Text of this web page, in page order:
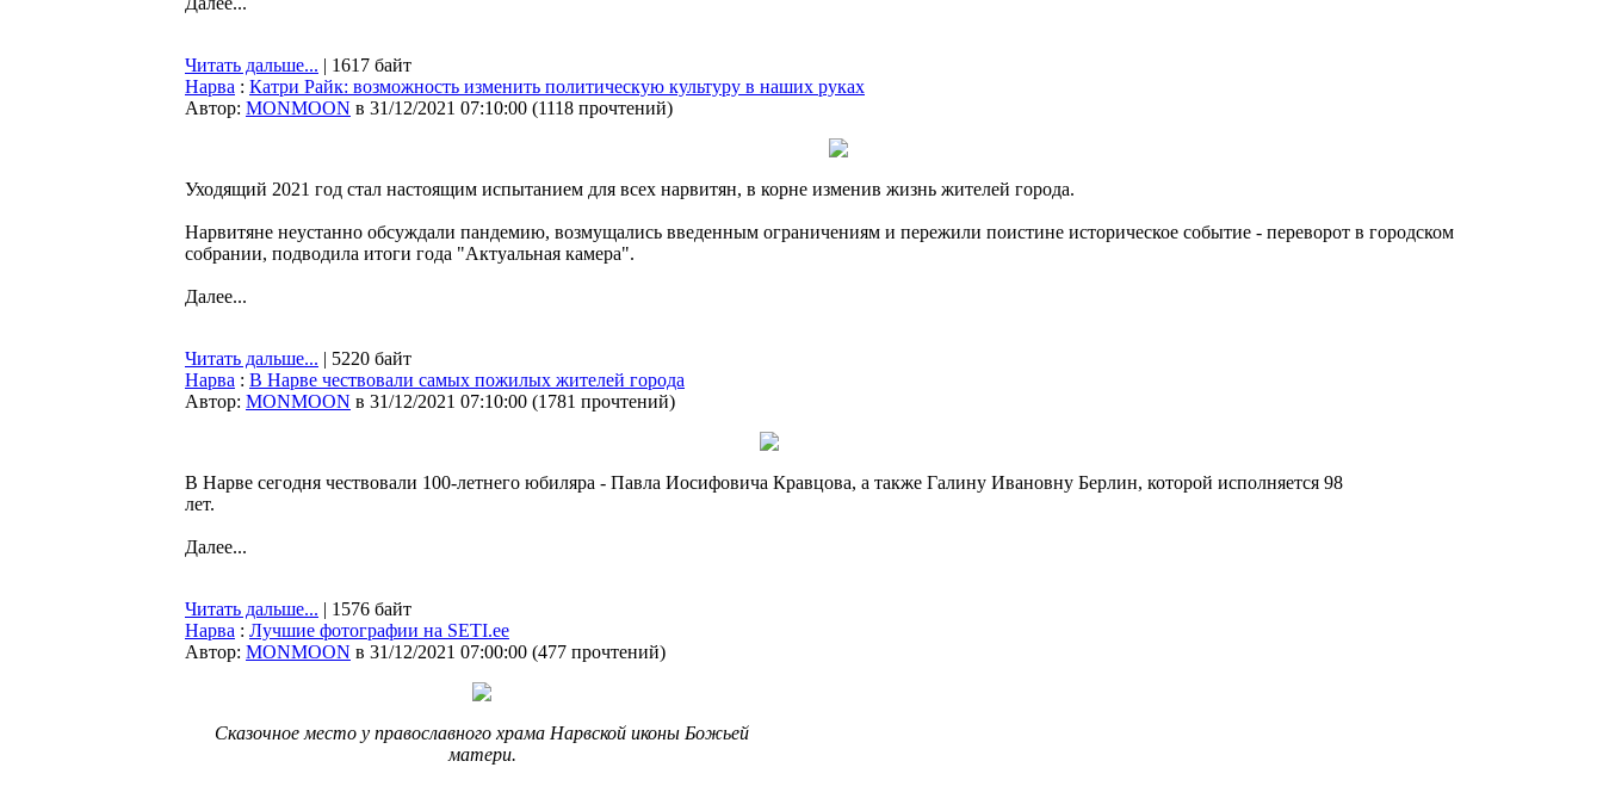
Читать дальше... | 1617 байт
Нарва : Катри Райк: возможность изменить политическую культуру в наших руках
Автор: MONMOON в 31/12/2021 07:10:00 (1118 прочтений)
Уходящий 2021 год стал настоящим испытанием для всех нарвитян, в корне изменив жизнь жителей города.
Нарвитяне неустанно обсуждали пандемию, возмущались введенным ограничениям и пережили поистине историческое событие - переворот в городском
собрании, подводила итоги года "Актуальная камера".
Далее...
Читать дальше... | 5220 байт
Нарва : В Нарве чествовали самых пожилых жителей города
Автор: MONMOON в 31/12/2021 07:10:00 (1781 прочтений)
В Нарве сегодня чествовали 100-летнего юбиляра - Павла Иосифовича Кравцова, а также Галину Ивановну Берлин, которой исполняется 98
лет.
Далее...
Читать дальше... | 1576 байт
Нарва : Лучшие фотографии на SETI.ee
Автор: MONMOON в 31/12/2021 07:00:00 (477 прочтений)
Сказочное место у православного храма Нарвской иконы Божьей
матери.